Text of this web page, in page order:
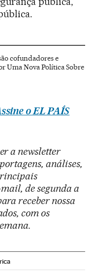
cofundadores e
Uma Nova Política Sobre
o EL PAÍS
a newsletter
análises,
de segunda a
receber nossa
com os